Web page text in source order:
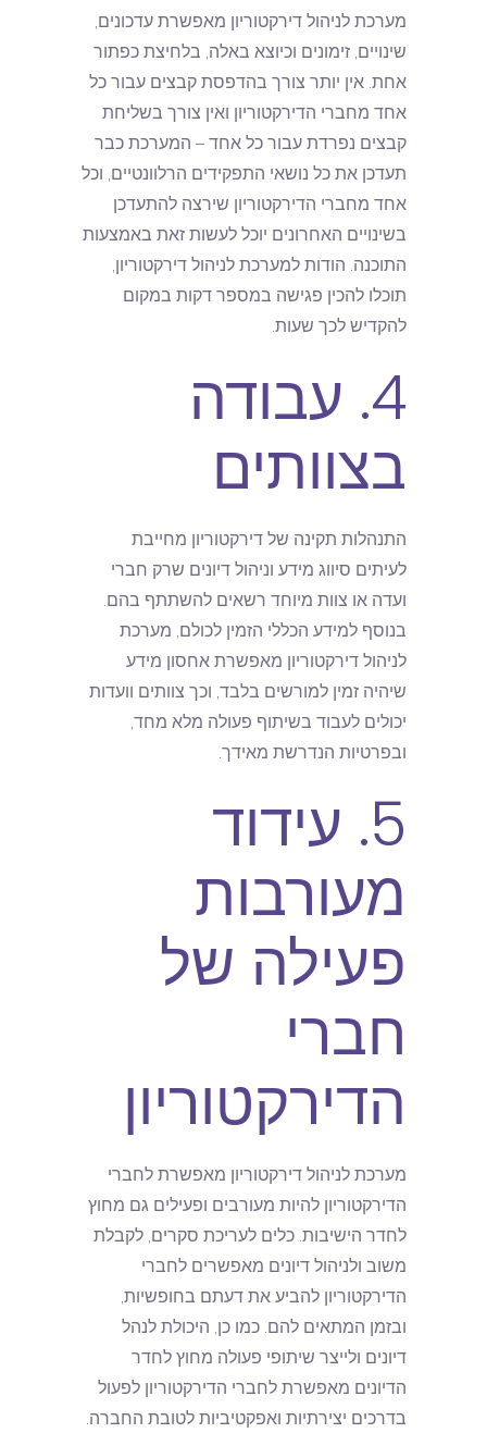
מערכת לניהול דירקטוריון מאפשרת עדכונים,
שינויים, זימונים וכיוצא באלה, בלחיצת כפתור
אחת. אין יותר צורך בהדפסת קבצים עבור כל
אחד מחברי הדירקטוריון ואין צורך בשליחת
קבצים נפרדת עבור כל אחד – המערכת כבר
תעדכן את כל נושאי התפקידים הרלוונטיים, וכל
אחד מחברי הדירקטוריון שירצה להתעדכן
בשינויים האחרונים יוכל לעשות זאת באמצעות
התוכנה. הודות למערכת לניהול דירקטוריון,
תוכלו להכין פגישה במספר דקות במקום
להקדיש לכך שעות.
4. עבודה
בצוותים
התנהלות תקינה של דירקטוריון מחייבת
לעיתים סיווג מידע וניהול דיונים שרק חברי
ועדה או צוות מיוחד רשאים להשתתף בהם.
בנוסף למידע הכללי הזמין לכולם, מערכת
לניהול דירקטוריון מאפשרת אחסון מידע
שיהיה זמין למורשים בלבד, וכך צוותים וועדות
יכולים לעבוד בשיתוף פעולה מלא מחד,
ובפרטיות הנדרשת מאידך.
5. עידוד
מעורבות
פעילה של
חברי
הדירקטוריון
מערכת לניהול דירקטוריון מאפשרת לחברי
הדירקטוריון להיות מעורבים ופעילים גם מחוץ
לחדר הישיבות. כלים לעריכת סקרים, לקבלת
משוב ולניהול דיונים מאפשרים לחברי
הדירקטוריון להביע את דעתם בחופשיות,
ובזמן המתאים להם. כמו כן, היכולת לנהל
דיונים ולייצר שיתופי פעולה מחוץ לחדר
הדיונים מאפשרת לחברי הדירקטוריון לפעול
בדרכים יצירתיות ואפקטיביות לטובת החברה.